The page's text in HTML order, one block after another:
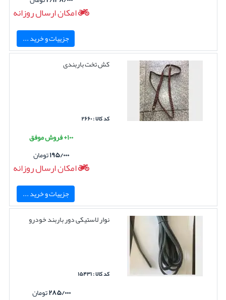
امکان ارسال روزانه
جزییات و خرید ...
کش تخت باربندی
کد کالا : ۲۶۶۰
۱۰۰+ فروش موفق
۱۹۵/۰۰۰تومان
امکان ارسال روزانه
جزییات و خرید ...
نوار لاستیکی دور باربند خودرو
کد کالا : ۱۵۴۳۱
۲۸۵/۰۰۰تومان